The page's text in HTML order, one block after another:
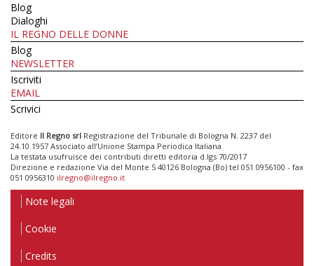
Blog
Dialoghi
IL REGNO DELLE DONNE
Blog
NEWSLETTER
Iscriviti
EMAIL
Scrivici
Editore Il Regno srl Registrazione del Tribunale di Bologna N. 2237 del
24.10.1957 Associato all’Unione Stampa Periodica Italiana
La testata usufruisce dei contributi diretti editoria d.lgs 70/2017
Direzione e redazione Via del Monte 5 40126 Bologna (Bo) tel 051 0956100 - fax
051 0956310 ilregno@ilregno.it
Note legali
Cookie
Credits